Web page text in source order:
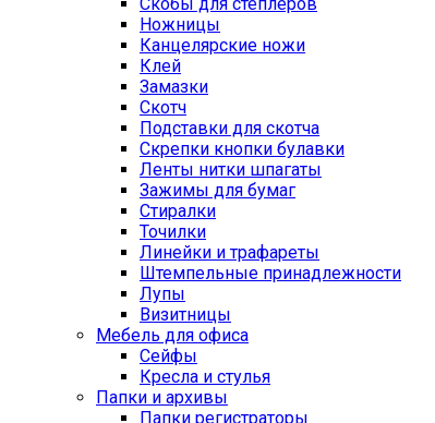
Скобы для степлеров
Ножницы
Канцелярские ножи
Клей
Замазки
Скотч
Подставки для скотча
Скрепки кнопки булавки
Ленты нитки шпагаты
Зажимы для бумаг
Стиралки
Точилки
Линейки и трафареты
Штемпельные принадлежности
Лупы
Визитницы
Мебель для офиса
Сейфы
Кресла и стулья
Папки и архивы
Папки регистраторы